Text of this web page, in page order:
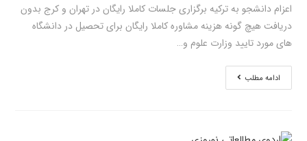
اعزام دانشجو به ترکیه برگزاری جلسات کاملا رایگان در تهران و کرج بدون
دریافت هیچ گونه هزینه مشاوره کاملا رایگان برای تحصیل در دانشگاه
های مورد تایید وزارت علوم و…
ادامه مطلب